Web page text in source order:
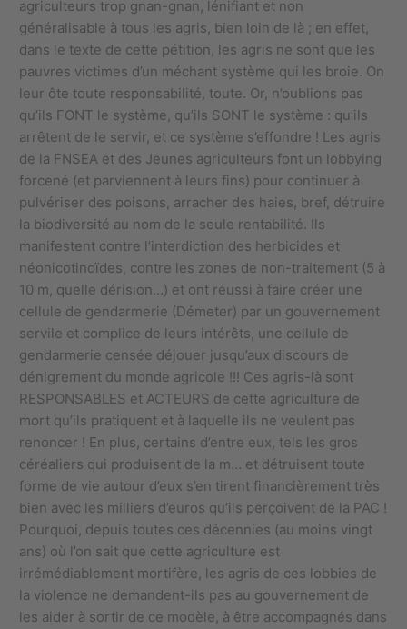
agriculteurs trop gnan-gnan, lénifiant et non
généralisable à tous les agris, bien loin de là ; en effet,
dans le texte de cette pétition, les agris ne sont que les
pauvres victimes d’un méchant système qui les broie. On
leur ôte toute responsabilité, toute. Or, n’oublions pas
qu’ils FONT le système, qu’ils SONT le système : qu’ils
arrêtent de le servir, et ce système s’effondre ! Les agris
de la FNSEA et des Jeunes agriculteurs font un lobbying
forcené (et parviennent à leurs fins) pour continuer à
pulvériser des poisons, arracher des haies, bref, détruire
la biodiversité au nom de la seule rentabilité. Ils
manifestent contre l’interdiction des herbicides et
néonicotinoïdes, contre les zones de non-traitement (5 à
10 m, quelle dérision…) et ont réussi à faire créer une
cellule de gendarmerie (Démeter) par un gouvernement
servile et complice de leurs intérêts, une cellule de
gendarmerie censée déjouer jusqu’aux discours de
dénigrement du monde agricole !!! Ces agris-là sont
RESPONSABLES et ACTEURS de cette agriculture de
mort qu’ils pratiquent et à laquelle ils ne veulent pas
renoncer ! En plus, certains d’entre eux, tels les gros
céréaliers qui produisent de la m… et détruisent toute
forme de vie autour d’eux s’en tirent financièrement très
bien avec les milliers d’euros qu’ils perçoivent de la PAC !
Pourquoi, depuis toutes ces décennies (au moins vingt
ans) où l’on sait que cette agriculture est
irrémédiablement mortifère, les agris de ces lobbies de
la violence ne demandent-ils pas au gouvernement de
les aider à sortir de ce modèle, à être accompagnés dans